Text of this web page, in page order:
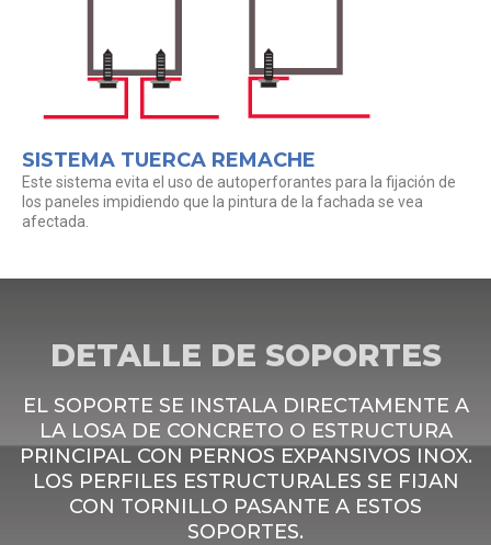
SISTEMA TUERCA REMACHE
Este sistema evita el uso de autoperforantes para la fijación de
los paneles impidiendo que la pintura de la fachada se vea
afectada.
DETALLE DE SOPORTES
EL SOPORTE SE INSTALA DIRECTAMENTE A
LA LOSA DE CONCRETO O ESTRUCTURA
PRINCIPAL CON PERNOS EXPANSIVOS INOX.
LOS PERFILES ESTRUCTURALES SE FIJAN
CON TORNILLO PASANTE A ESTOS
SOPORTES.